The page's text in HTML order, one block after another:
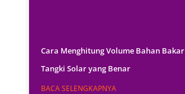
Cara Menghitung Volume Bahan Bakar
Tangki Solar yang Benar
BACA SELENGKAPNYA